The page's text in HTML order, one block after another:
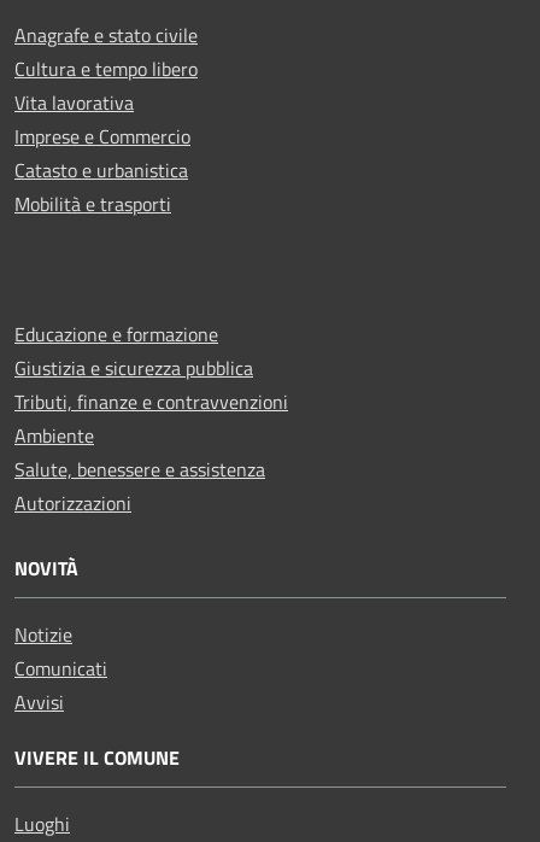
Anagrafe e stato civile
Cultura e tempo libero
Vita lavorativa
Imprese e Commercio
Catasto e urbanistica
Mobilità e trasporti
Educazione e formazione
Giustizia e sicurezza pubblica
Tributi, finanze e contravvenzioni
Ambiente
Salute, benessere e assistenza
Autorizzazioni
NOVITÀ
Notizie
Comunicati
Avvisi
VIVERE IL COMUNE
Luoghi